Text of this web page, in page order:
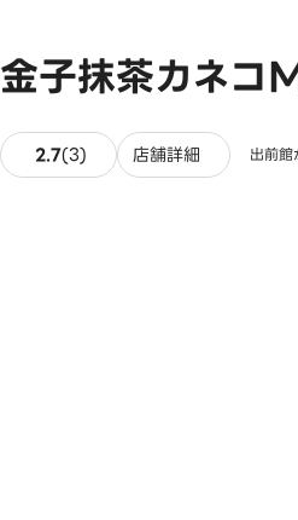
金子抹茶カネ
2.7(3) 3件のレビュー
店舗詳細 出前館